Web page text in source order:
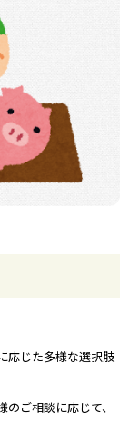
応じた多様な選択肢
ご相談に応じて、